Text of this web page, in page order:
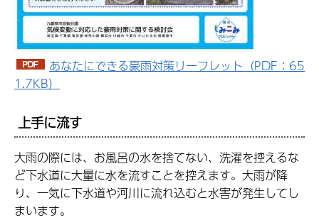
あなたにできる豪雨対策リーフレット（PDF：65
1.7KB）
上手に流す
大雨の際には、お風呂の水を捨てない、洗濯を控えるな
ど下水道に大量に水を流すことを控えます。大雨が降
り、一気に下水道や河川に流れ込むと水害が発生してし
まいます。